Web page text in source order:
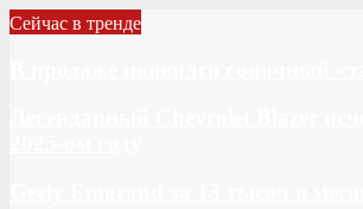
Сейчас в тренде